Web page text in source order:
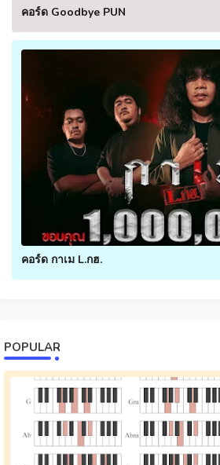
คอร์ด Goodbye PUN
คอร์ด กาเม L.กฮ.
POPULAR